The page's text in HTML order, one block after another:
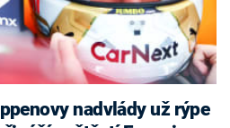
nadvlády už rýpe